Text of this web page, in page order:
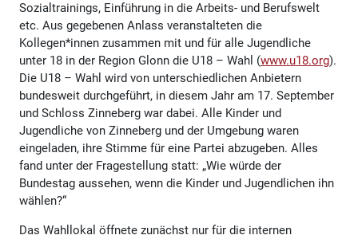
Sozialtrainings, Einführung in die Arbeits- und Berufswelt
etc. Aus gegebenen Anlass veranstalteten die
Kollegen*innen zusammen mit und für alle Jugendliche
unter 18 in der Region Glonn die U18 – Wahl (www.u18.org).
Die U18 – Wahl wird von unterschiedlichen Anbietern
bundesweit durchgeführt, in diesem Jahr am 17. September
und Schloss Zinneberg war dabei. Alle Kinder und
Jugendliche von Zinneberg und der Umgebung waren
eingeladen, ihre Stimme für eine Partei abzugeben. Alles
fand unter der Fragestellung statt: „Wie würde der
Bundestag aussehen, wenn die Kinder und Jugendlichen ihn
wählen?“
Das Wahllokal öffnete zunächst nur für die internen